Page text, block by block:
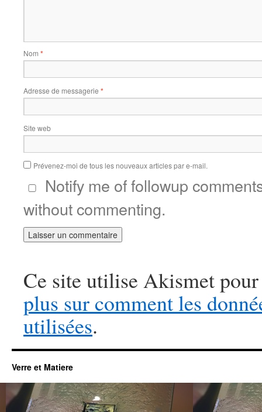
Nom *
Adresse de messagerie *
Site web
Prévenez-moi de tous les nouveaux articles par e-mail.
Notify me of followup
without commenting.
Ce site utilise Akismet
plus sur comment les
utilisées.
Verre et Matiere